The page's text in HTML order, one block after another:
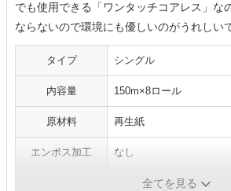
でも使用できる「ワンタッチコアレス」な
ならないので環境にも優しいのがうれしい
タイプ シングル
内容量 150m×8ロール
原材料 再生紙
エンボス加工 なし
なし（ワンタッチコアレ
全てを見る